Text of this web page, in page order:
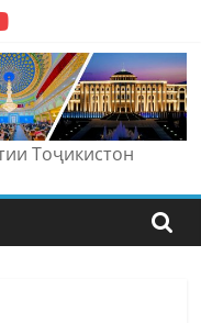
Тоҷикистон